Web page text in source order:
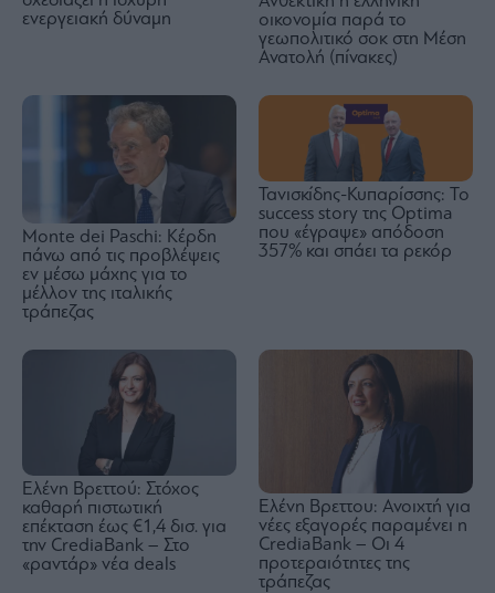
ενεργειακή δύναμη
οικονομία παρά το
γεωπολιτικό σοκ στη Μέση
Ανατολή (πίνακες)
Monte dei Paschi: Κέρδη
πάνω από τις προβλέψεις
εν μέσω μάχης για το
μέλλον της ιταλικής
τράπεζας
Τανισκίδης-Κυπαρίσσης: Το
success story της Optima
που «έγραψε» απόδοση
357% και σπάει τα ρεκόρ
Ελένη Βρεττού: Στόχος
καθαρή πιστωτική
επέκταση έως €1,4 δισ. για
την CrediaBank – Στο
«ραντάρ» νέα deals
Ελένη Βρεττου: Ανοιχτή για
νέες εξαγορές παραμένει η
CrediaBank – Οι 4
προτεραιότητες της
τράπεζας